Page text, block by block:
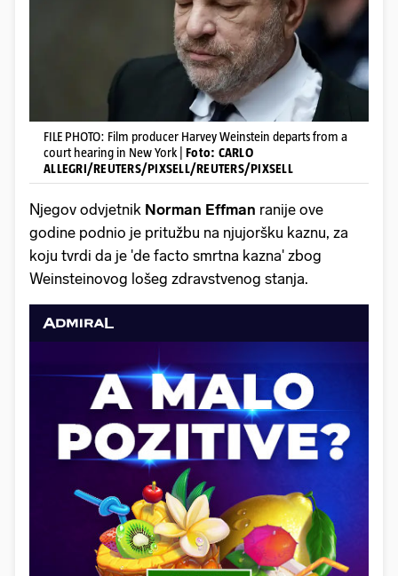
FILE PHOTO: Film producer Harvey Weinstein departs from a
court hearing in New York | Foto: CARLO
ALLEGRI/REUTERS/PIXSELL/REUTERS/PIXSELL
Njegov odvjetnik Norman Effman ranije ove
godine podnio je pritužbu na njujoršku kaznu, za
koju tvrdi da je 'de facto smrtna kazna' zbog
Weinsteinovog lošeg zdravstvenog stanja.